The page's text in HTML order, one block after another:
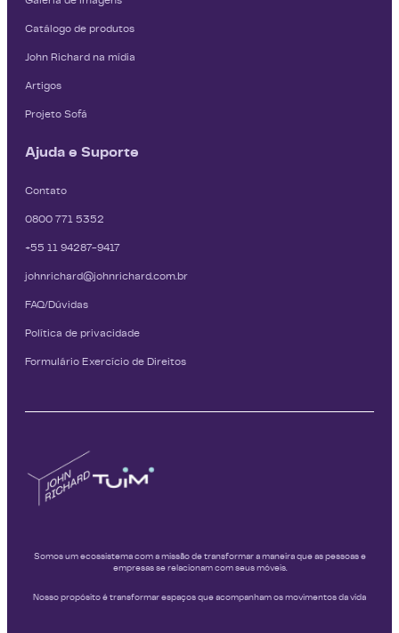
Catálogo de produtos
John Richard na mídia
Artigos
Projeto Sofá
Ajuda e Suporte
Contato
0800 771 5352
+55 11 94287-9417
johnrichard@johnrichard.com.br
FAQ/Dúvidas
Política de privacidade
Formulário Exercício de Direitos
Somos um ecossistema com a missão de transformar a maneira que as pessoas e
empresas se relacionam com seus móveis.
Nosso propósito é transformar espaços que acompanham os movimentos da vida